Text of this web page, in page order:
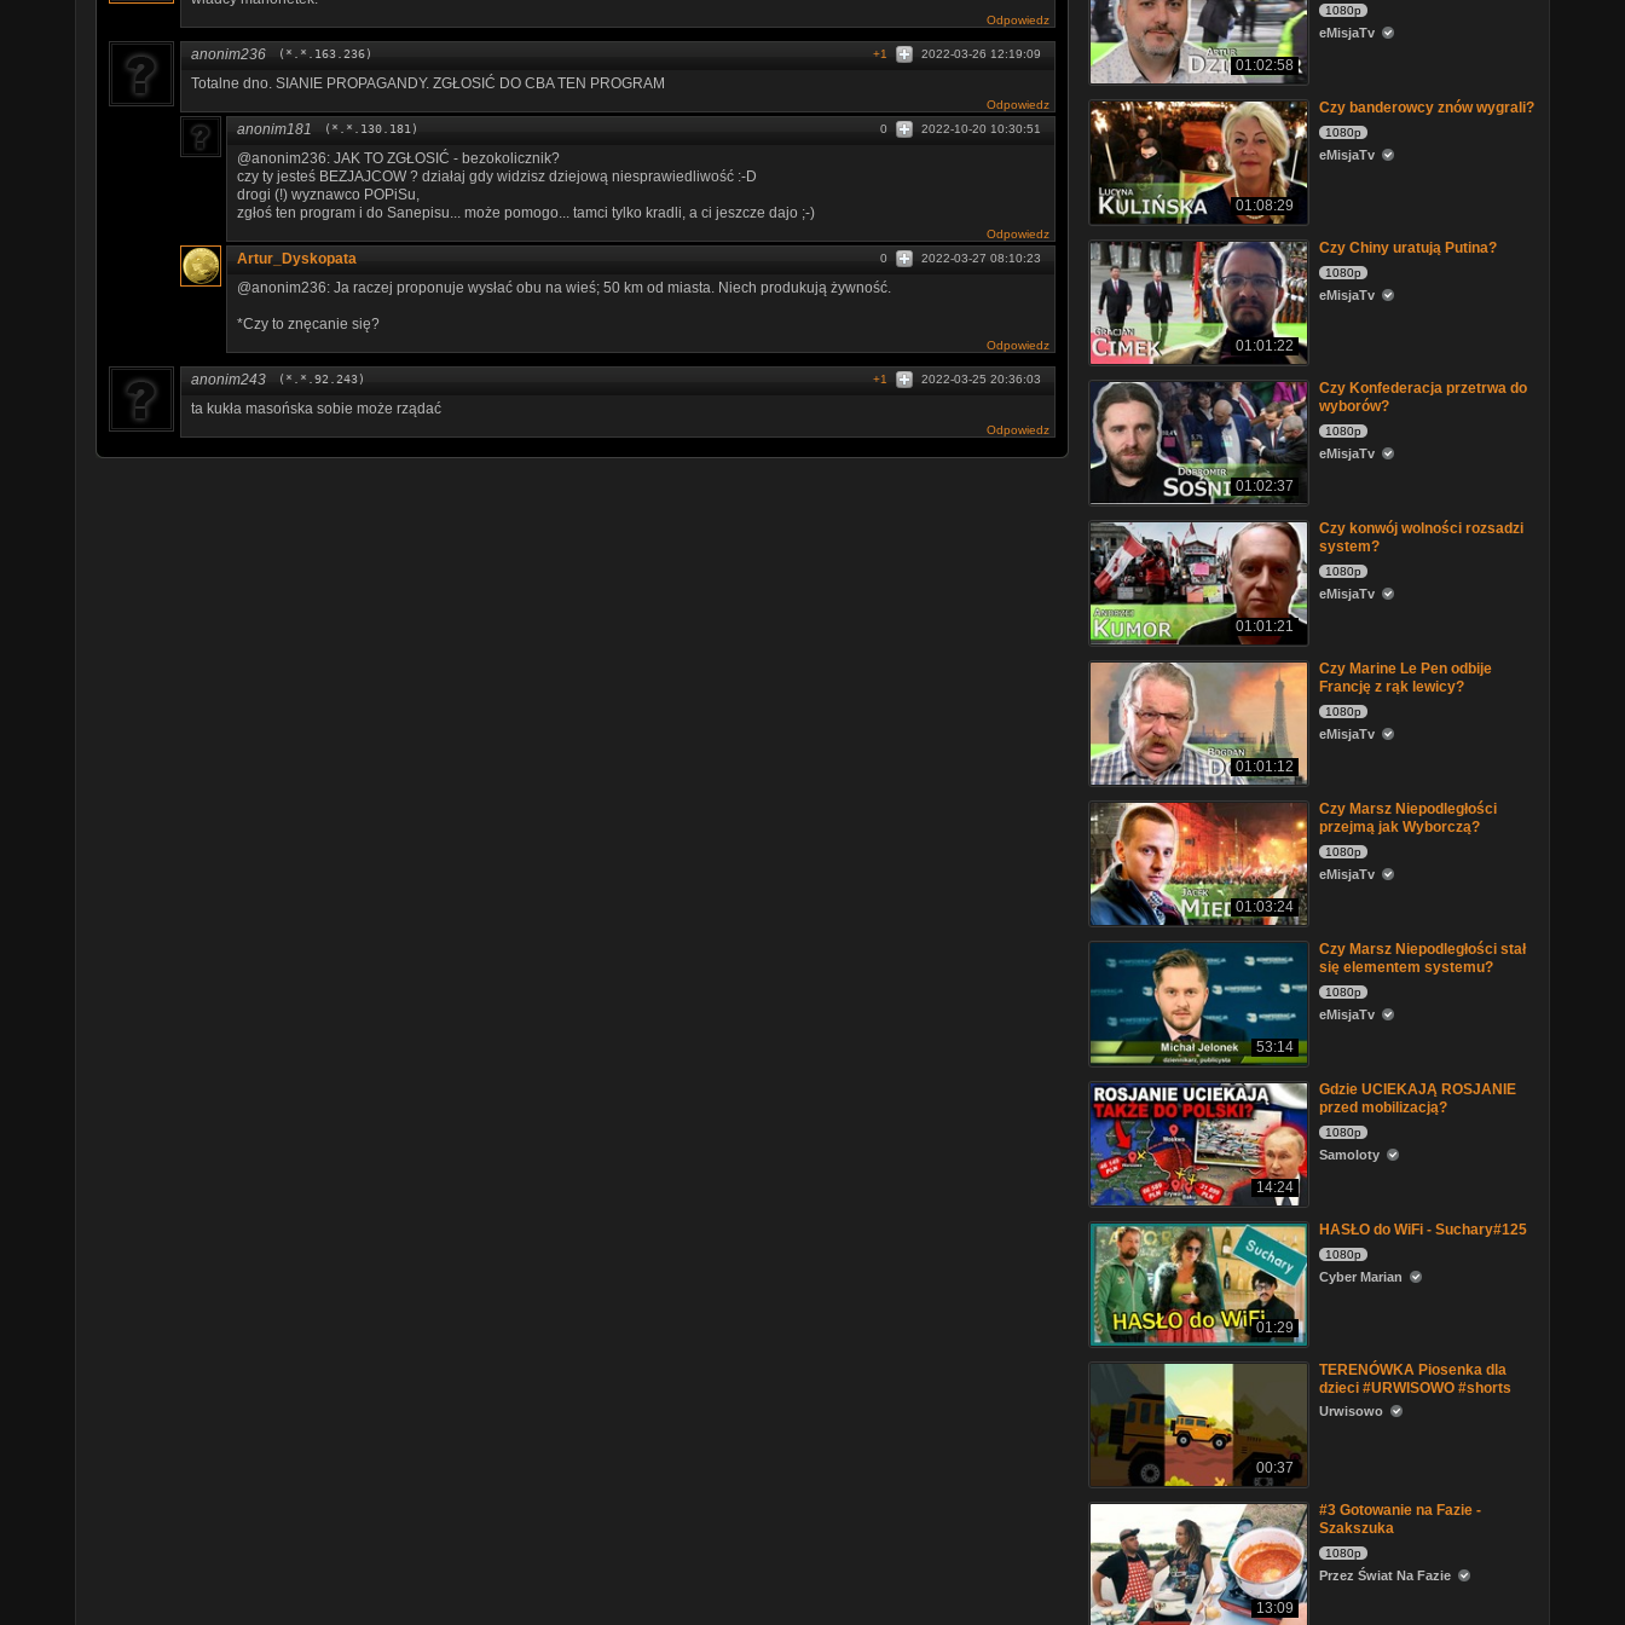
Odpowiedz
anonim236 (*.*.163.236) 2022-03-26 12:19:09
+1
Totalne dno. SIANIE PROPAGANDY. ZGŁOSIĆ DO CBA TEN PROGRAM
Odpowiedz
anonim181 (*.*.130.181) 2022-10-20 10:30:51
0
@anonim236: JAK TO ZGŁOSIĆ - bezokolicznik?
czy ty jesteś BEZJAJCOW ? działaj gdy widzisz dziejową niesprawiedliwość :-D
drogi (!) wyznawco POPiSu,
zgłoś ten program i do Sanepisu... może pomogo... tamci tylko kradli, a ci jeszcze dajo ;-)
Odpowiedz
Artur_Dyskopata 2022-03-27 08:10:23
0
@anonim236: Ja raczej proponuje wysłać obu na wieś; 50 km od miasta. Niech produkują żywność.
*Czy to znęcanie się?
Odpowiedz
anonim243 (*.*.92.243) 2022-03-25 20:36:03
+1
ta kukła masońska sobie może rządać
Odpowiedz
01:02:58
1080p
eMisjaTv
01:08:29
Czy banderowcy znów wygrali?
1080p
eMisjaTv
01:01:22
Czy Chiny uratują Putina?
1080p
eMisjaTv
01:02:37
Czy Konfederacja przetrwa do
wyborów?
1080p
eMisjaTv
01:01:21
Czy konwój wolności rozsadzi
system?
1080p
eMisjaTv
01:01:12
Czy Marine Le Pen odbije
Francję z rąk lewicy?
1080p
eMisjaTv
01:03:24
Czy Marsz Niepodległości
przejmą jak Wyborczą?
1080p
eMisjaTv
53:14
Czy Marsz Niepodległości stał
się elementem systemu?
1080p
eMisjaTv
14:24
Gdzie UCIEKAJĄ ROSJANIE
przed mobilizacją?
1080p
Samoloty
01:29
HASŁO do WiFi - Suchary#125
1080p
Cyber Marian
00:37
TERENÓWKA Piosenka dla
dzieci #URWISOWO #shorts
Urwisowo
13:09
#3 Gotowanie na Fazie -
Szakszuka
1080p
Przez Świat Na Fazie